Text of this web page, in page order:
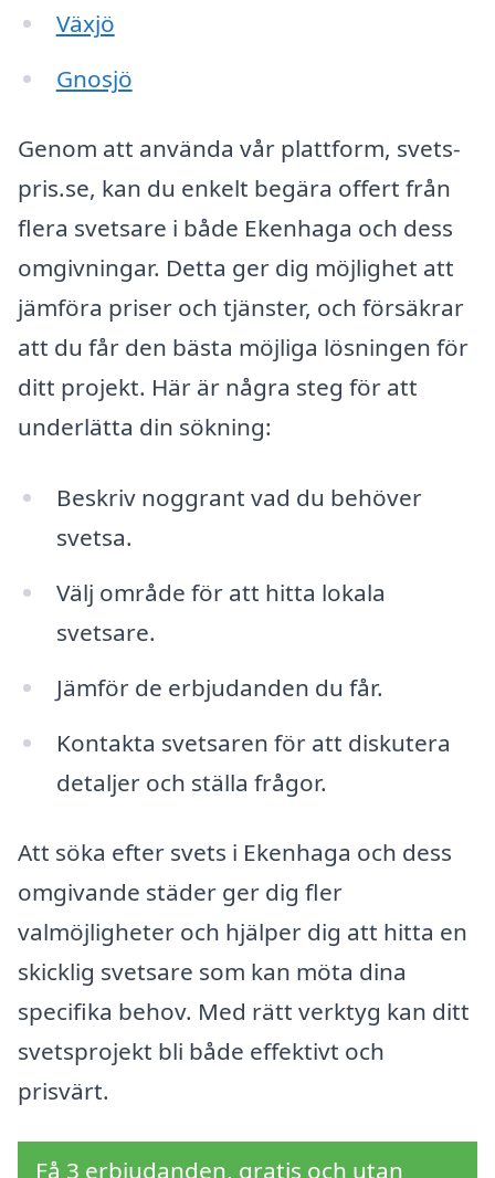
Växjö
Gnosjö
Genom att använda vår plattform, svets-
pris.se, kan du enkelt begära offert från
flera svetsare i både Ekenhaga och dess
omgivningar. Detta ger dig möjlighet att
jämföra priser och tjänster, och försäkrar
att du får den bästa möjliga lösningen för
ditt projekt. Här är några steg för att
underlätta din sökning:
Beskriv noggrant vad du behöver
svetsa.
Välj område för att hitta lokala
svetsare.
Jämför de erbjudanden du får.
Kontakta svetsaren för att diskutera
detaljer och ställa frågor.
Att söka efter svets i Ekenhaga och dess
omgivande städer ger dig fler
valmöjligheter och hjälper dig att hitta en
skicklig svetsare som kan möta dina
specifika behov. Med rätt verktyg kan ditt
svetsprojekt bli både effektivt och
prisvärt.
Få 3 erbjudanden, gratis och utan